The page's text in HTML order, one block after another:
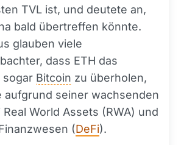
TVL ist, und deutete an,
bald übertreffen könnte.
glauben viele
dass ETH das
sogar Bitcoin zu überholen,
aufgrund seiner wachsenden
World Assets (RWA) und
(DeFi).